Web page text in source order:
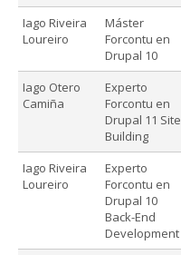
Iago Riveira
Loureiro
Máster
Forcontu en
Drupal 10
Iago Otero
Camiña
Experto
Forcontu en
Drupal 11 Site
Building
Iago Riveira
Loureiro
Experto
Forcontu en
Drupal 10
Back-End
Development